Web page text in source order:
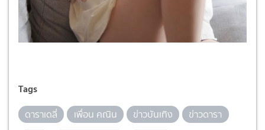
Tags
ดาราเดลี่ เพื่อน คณิน ข่าวบันเทิง
ข่าวดารา